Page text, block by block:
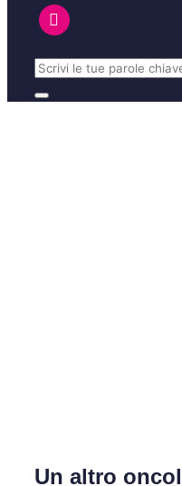
Un altro